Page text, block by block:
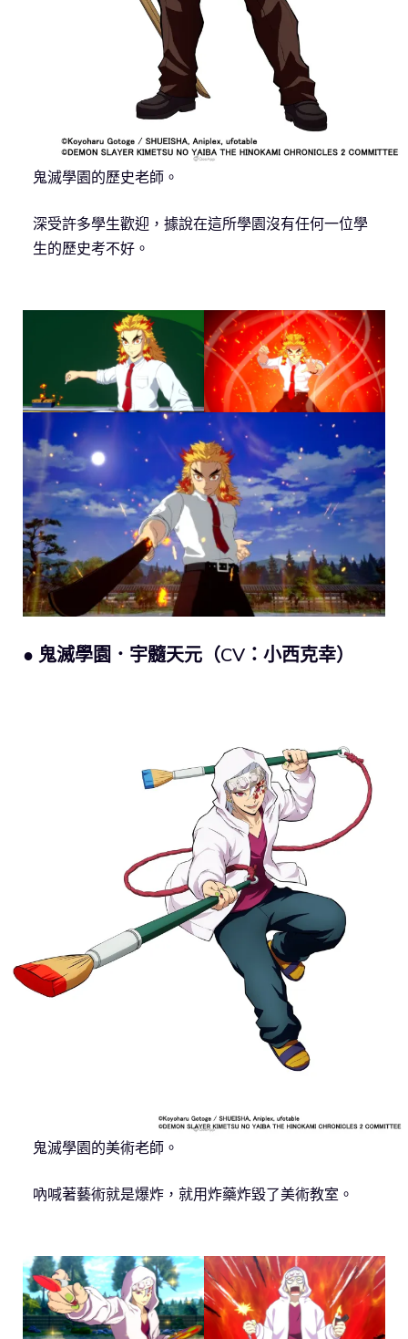
鬼滅學園的歷史老師。
深受許多學生歡迎，據說在這所學園沒有任何一位學
生的歷史考不好。
● 鬼滅學園．宇髓天元（CV：小西克幸）
鬼滅學園的美術老師。
吶喊著藝術就是爆炸，就用炸藥炸毀了美術教室。